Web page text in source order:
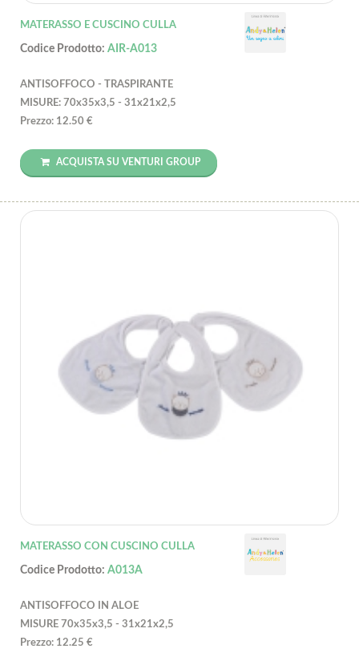
MATERASSO E CUSCINO CULLA
Codice Prodotto: AIR-A013
ANTISOFFOCO - TRASPIRANTE
MISURE: 70x35x3,5 - 31x21x2,5
Prezzo: 12.50 €
ACQUISTA SU VENTURI GROUP
MATERASSO CON CUSCINO CULLA
Codice Prodotto: A013A
ANTISOFFOCO IN ALOE
MISURE 70x35x3,5 - 31x21x2,5
Prezzo: 12.25 €